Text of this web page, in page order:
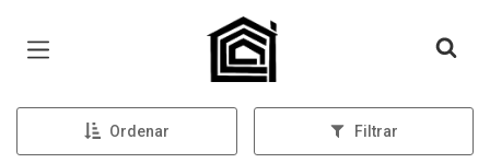
Página inicial
Ordenar Filtrar